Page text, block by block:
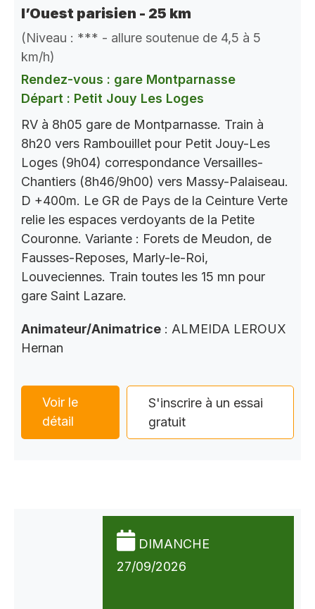
l’Ouest parisien - 25 km
(Niveau : *** - allure soutenue de 4,5 à 5
km/h)
Rendez-vous : gare Montparnasse
Départ : Petit Jouy Les Loges
RV à 8h05 gare de Montparnasse. Train à
8h20 vers Rambouillet pour Petit Jouy-Les
Loges (9h04) correspondance Versailles-
Chantiers (8h46/9h00) vers Massy-Palaiseau.
D +400m. Le GR de Pays de la Ceinture Verte
relie les espaces verdoyants de la Petite
Couronne. Variante : Forets de Meudon, de
Fausses-Reposes, Marly-le-Roi,
Louveciennes. Train toutes les 15 mn pour
gare Saint Lazare.
Animateur/Animatrice : ALMEIDA LEROUX
Hernan
Voir le
détail
S'inscrire à un essai
gratuit
DIMANCHE
27/09/2026